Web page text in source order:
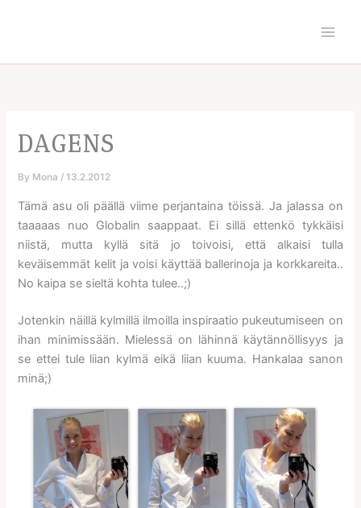
DAGENS
By Mona /13.2.2012
Tämä asu oli päällä viime perjantaina töissä. Ja jalassa on
taaaaas nuo Globalin saappaat. Ei sillä ettenkö tykkäisi
niistä, mutta kyllä sitä jo toivoisi, että alkaisi tulla
keväisemmät kelit ja voisi käyttää ballerinoja ja korkkareita..
No kaipa se sieltä kohta tulee..;)
Jotenkin näillä kylmillä ilmoilla inspiraatio pukeutumiseen on
ihan minimissään. Mielessä on lähinnä käytännöllisyys ja
se ettei tule liian kylmä eikä liian kuuma. Hankalaa sanon
minä;)